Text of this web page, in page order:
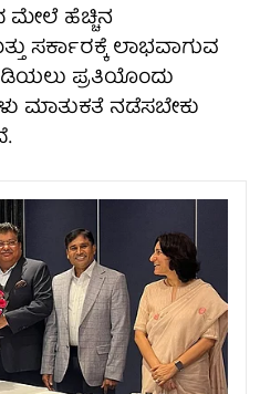
ಮೇಲೆ ಹೆಚ್ಚಿನ
ಸರ್ಕಾರಕ್ಕೆ ಲಾಭವಾಗುವ
ಪ್ರತಿಯೊಂದು
ಮಾತುಕತೆ ನಡೆಸಬೇಕು